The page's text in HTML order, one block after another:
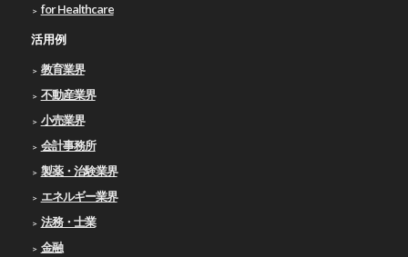
for Healthcare
活用例
教育業界
不動産業界
小売業界
会計事務所
製薬・治験業界
エネルギー業界
法務・士業
金融